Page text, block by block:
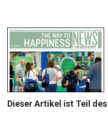
Dieser Artikel ist Teil